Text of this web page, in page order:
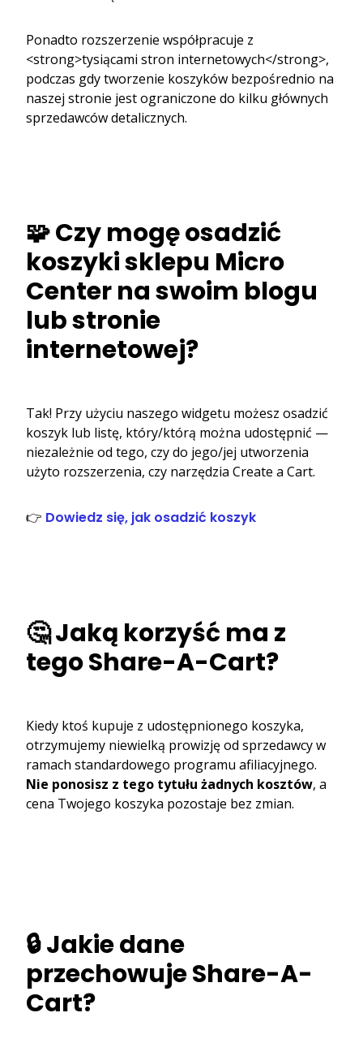
Ponadto rozszerzenie współpracuje z
<strong>tysiącami stron internetowych</strong>,
podczas gdy tworzenie koszyków bezpośrednio na
naszej stronie jest ograniczone do kilku głównych
sprzedawców detalicznych.
🧩 Czy mogę osadzić
koszyki sklepu Micro
Center na swoim blogu
lub stronie
internetowej?
Tak! Przy użyciu naszego widgetu możesz osadzić
koszyk lub listę, który/którą można udostępnić —
niezależnie od tego, czy do jego/jej utworzenia
użyto rozszerzenia, czy narzędzia Create a Cart.
👉 Dowiedz się, jak osadzić koszyk
🤔 Jaką korzyść ma z
tego Share-A-Cart?
Kiedy ktoś kupuje z udostępnionego koszyka,
otrzymujemy niewielką prowizję od sprzedawcy w
ramach standardowego programu afiliacyjnego.
Nie ponosisz z tego tytułu żadnych kosztów, a
cena Twojego koszyka pozostaje bez zmian.
🔒 Jakie dane
przechowuje Share-A-
Cart?